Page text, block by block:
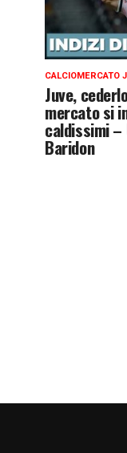
CALCIOMERCATO
Juve,
mercato si
caldissimi –
Baridon